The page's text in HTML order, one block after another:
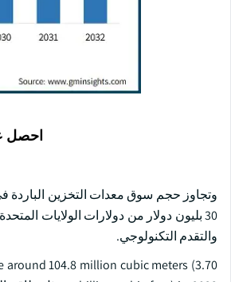
احصل
والتقدم التكنولوجي.
around 104.8 million cubic meters (3.70